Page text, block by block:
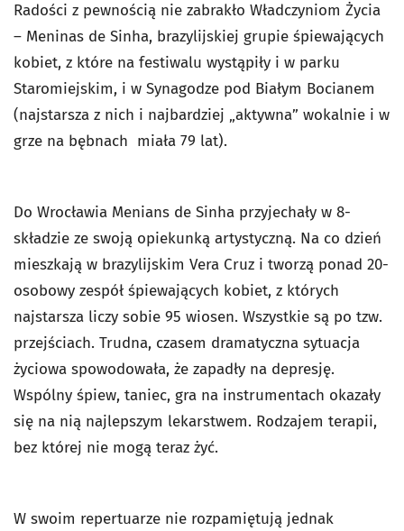
Radości z pewnością nie zabrakło Władczyniom Życia
– Meninas de Sinha, brazylijskiej grupie śpiewających
kobiet, z które na festiwalu wystąpiły i w parku
Staromiejskim, i w Synagodze pod Białym Bocianem
(najstarsza z nich i najbardziej „aktywna” wokalnie i w
grze na bębnach miała 79 lat).
Do Wrocławia Menians de Sinha przyjechały w 8-
składzie ze swoją opiekunką artystyczną. Na co dzień
mieszkają w brazylijskim Vera Cruz i tworzą ponad 20-
osobowy zespół śpiewających kobiet, z których
najstarsza liczy sobie 95 wiosen. Wszystkie są po tzw.
przejściach. Trudna, czasem dramatyczna sytuacja
życiowa spowodowała, że zapadły na depresję.
Wspólny śpiew, taniec, gra na instrumentach okazały
się na nią najlepszym lekarstwem. Rodzajem terapii,
bez której nie mogą teraz żyć.
W swoim repertuarze nie rozpamiętują jednak